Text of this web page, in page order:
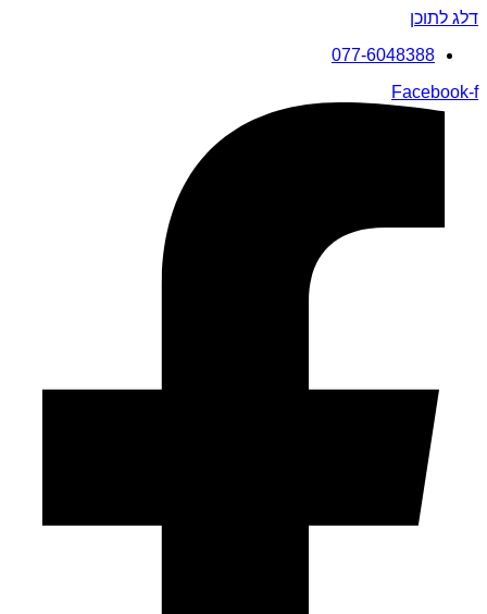
דלג לתוכן
077-6048388
Facebook-f